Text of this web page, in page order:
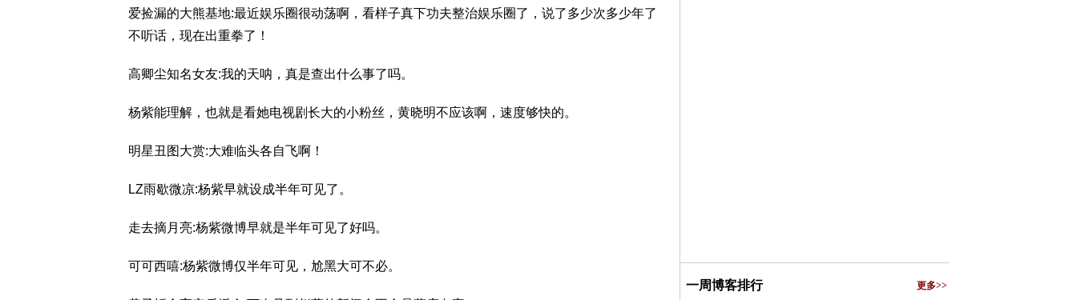
爱捡漏的大熊基地:最近娱乐圈很动荡啊，看样子真下功夫整治娱乐圈了，说了多少次多少年了
不听话，现在出重拳了！
高卿尘知名女友:我的天呐，真是查出什么事了吗。
杨紫能理解，也就是看她电视剧长大的小粉丝，黄晓明不应该啊，速度够快的。
明星丑图大赏:大难临头各自飞啊！
LZ雨歇微凉:杨紫早就设成半年可见了。
走去摘月亮:杨紫微博早就是半年可见了好吗。
可可西嘻:杨紫微博仅半年可见，尬黑大可不必。
一周博客排行 更多>>